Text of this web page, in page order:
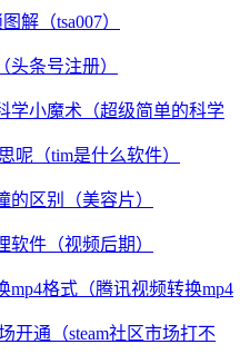
解（tsa007）
头条号注册）
学小魔术（超级简单的科学
呢（tim是什么软件）
的区别（美容片）
软件（视频后期）
mp4格式（腾讯视频转换mp4
开通（steam社区市场打不